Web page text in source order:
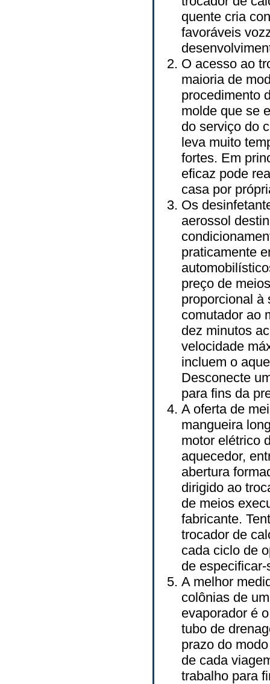
quente cria
favoráveis
O acesso ao
maioria de
procedimento
molde que se
do serviço do
leva muito
fortes. Em
eficaz pode
casa por
Os
aerossol
praticamente
preço de
proporcional à
comutador ao
dez minutos
velocidade
incluem o
Desconecte
para fins da
A oferta de
mangueira
motor elétrico
aquecedor,
abertura
dirigido ao
de meios
fabricante.
trocador de
cada ciclo de
de
A melhor
colônias de
evaporador é
tubo de
prazo do
de cada
trabalho para